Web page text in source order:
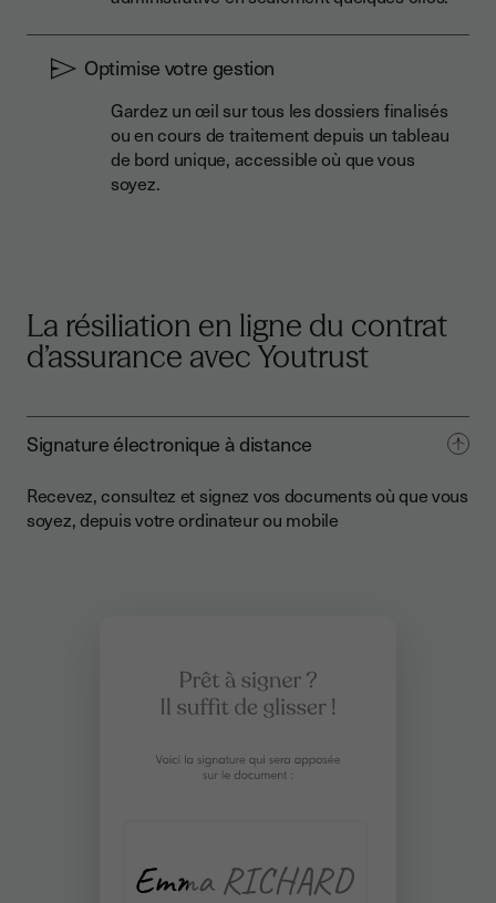
Optimise votre gestion
Gardez un œil sur tous les dossiers finalisés
ou en cours de traitement depuis un tableau
de bord unique, accessible où que vous
soyez.
La résiliation en ligne du contrat
d’assurance avec Youtrust
Signature électronique à distance
Recevez, consultez et signez vos documents où que vous
soyez, depuis votre ordinateur ou mobile